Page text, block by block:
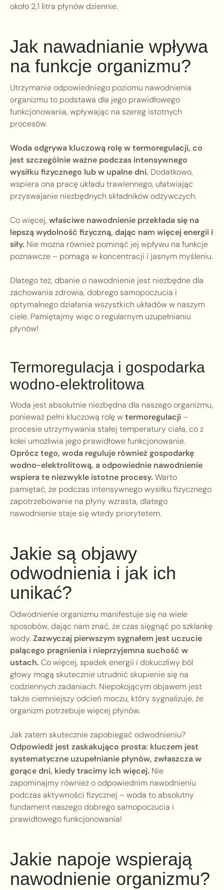
około 2,1 litra płynów dziennie.
Jak nawadnianie wpływa
na funkcje organizmu?
Utrzymanie odpowiedniego poziomu nawodnienia
organizmu to podstawa dla jego prawidłowego
funkcjonowania, wpływając na szereg istotnych
procesów.
Woda odgrywa kluczową rolę w termoregulacji, co
jest szczególnie ważne podczas intensywnego
wysiłku fizycznego lub w upalne dni. Dodatkowo,
wspiera ona pracę układu trawiennego, ułatwiając
przyswajanie niezbędnych składników odżywczych.
Co więcej, właściwe nawodnienie przekłada się na
lepszą wydolność fizyczną, dając nam więcej energii i
siły. Nie można również pominąć jej wpływu na funkcje
poznawcze – pomaga w koncentracji i jasnym myśleniu.
Dlatego też, dbanie o nawodnienie jest niezbędne dla
zachowania zdrowia, dobrego samopoczucia i
optymalnego działania wszystkich układów w naszym
ciele. Pamiętajmy więc o regularnym uzupełnianiu
płynów!
Termoregulacja i gospodarka
wodno-elektrolitowa
Woda jest absolutnie niezbędna dla naszego organizmu,
ponieważ pełni kluczową rolę wtermoregulacji–
procesie utrzymywania stałej temperatury ciała, co z
kolei umożliwia jego prawidłowe funkcjonowanie.
Oprócz tego, woda reguluje również gospodarkę
wodno-elektrolitową, a odpowiednie nawodnienie
wspiera te niezwykle istotne procesy. Warto
pamiętać, że podczas intensywnego wysiłku fizycznego
zapotrzebowanie na płyny wzrasta, dlatego
nawodnienie staje się wtedy priorytetem.
Jakie są objawy
odwodnienia i jak ich
unikać?
Odwodnienie organizmu manifestuje się na wiele
sposobów, dając nam znać, że czas sięgnąć po szklankę
wody.Zazwyczaj pierwszym sygnałem jest uczucie
palącego pragnienia i nieprzyjemna suchość w
ustach. Co więcej, spadek energii i dokuczliwy ból
głowy mogą skutecznie utrudnić skupienie się na
codziennych zadaniach. Niepokojącym objawem jest
także ciemniejszy odcień moczu, który sygnalizuje, że
organizm potrzebuje więcej płynów.
Jak zatem skutecznie zapobiegać odwodnieniu?
Odpowiedź jest zaskakująco prosta: kluczem jest
systematyczne uzupełnianie płynów, zwłaszcza w
gorące dni, kiedy tracimy ich więcej. Nie
zapominajmy również o odpowiednim nawodnieniu
podczas aktywności fizycznej – woda to absolutny
fundament naszego dobrego samopoczucia i
prawidłowego funkcjonowania!
Jakie napoje wspierają
nawodnienie organizmu?